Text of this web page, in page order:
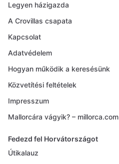
Legyen házigazda
A Crovillas csapata
Kapcsolat
Adatvédelem
Hogyan működik a keresésünk
Közvetítési feltételek
Impresszum
Mallorcára vágyik? – millorca.com
Fedezd fel Horvátországot
Útikalauz